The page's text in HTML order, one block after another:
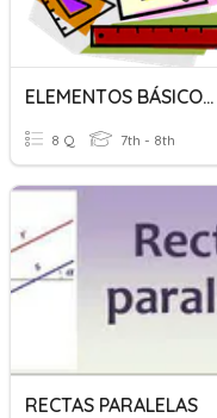
ELEMENTOS BÁSICOS DE LA GEOMETRÍA
8 Q 7th - 8th
RECTAS PARALELAS